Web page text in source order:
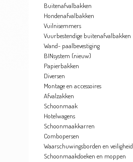
Buitenafvalbakken
Hondenafvalbakken
Vuilnisemmers
Vuurbestendige buitenafvalbakken
Wand- paalbevestiging
BINsystem (nieuw)
Papierbakken
Diversen
Montage en accessoires
Afvalzakken
Schoonmaak
Hotelwagens
Schoonmaakkarren
Combopersen
Waarschuwingsborden en veiligheid
Schoonmaakdoeken en moppen